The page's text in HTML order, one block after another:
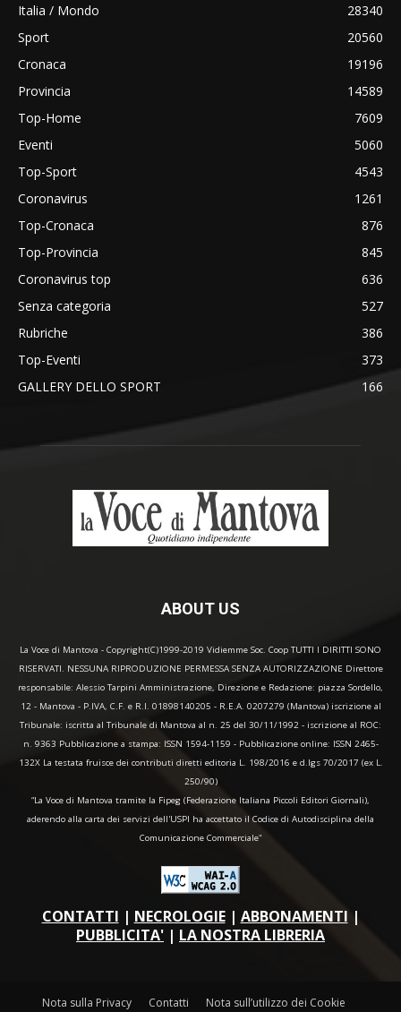
Italia / Mondo
28340
Sport
20560
Cronaca
19196
Provincia
14589
Top-Home
7609
Eventi
5060
Top-Sport
4543
Coronavirus
1261
Top-Cronaca
876
Top-Provincia
845
Coronavirus top
636
Senza categoria
527
Rubriche
386
Top-Eventi
373
GALLERY DELLO SPORT
166
ABOUT US
La Voce di Mantova - Copyright(C)1999-2019 Vidiemme Soc. Coop TUTTI I DIRITTI SONO
RISERVATI. NESSUNA RIPRODUZIONE PERMESSA SENZA AUTORIZZAZIONE Direttore
responsabile: Alessio Tarpini Amministrazione, Direzione e Redazione: piazza Sordello,
12 - Mantova - P.IVA, C.F. e R.I. 01898140205 - R.E.A. 0207279 (Mantova) iscrizione al
Tribunale: iscritta al Tribunale di Mantova al n. 25 del 30/11/1992 - iscrizione al ROC:
n. 9363 Pubblicazione a stampa: ISSN 1594-1159 - Pubblicazione online: ISSN 2465-
132X La testata fruisce dei contributi diretti editoria L. 198/2016 e d.lgs 70/2017 (ex L.
250/90)
“La Voce di Mantova tramite la Fipeg (Federazione Italiana Piccoli Editori Giornali),
aderendo alla carta dei servizi dell'USPI ha accettato il Codice di Autodisciplina della
Comunicazione Commerciale"
CONTATTI | NECROLOGIE| ABBONAMENTI |
PUBBLICITA' | LA NOSTRA LIBRERIA
Nota sulla Privacy Contatti Nota sull’utilizzo dei Cookie